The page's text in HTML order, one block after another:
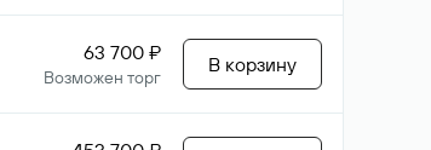
63 700 ₽
Возможен торг
В корзину